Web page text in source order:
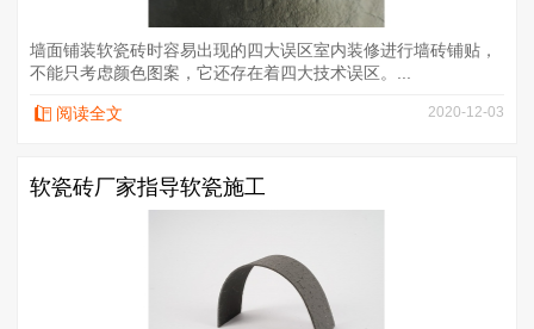
墙面铺装软瓷砖时容易出现的四大误区室内装修进行墙砖铺贴，
不能只考虑颜色图案，它还存在着四大技术误区。...
阅读全文 2020-12-03
软瓷砖厂家指导软瓷施工